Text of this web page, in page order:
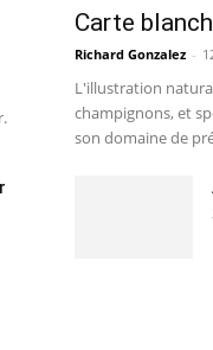
Carte
Richard Gonzalez -
L'illustration
champignons, et
son domaine de